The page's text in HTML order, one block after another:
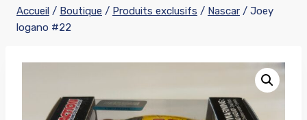
Accueil / Boutique / Produits exclusifs / Nascar / Joey
logano #22